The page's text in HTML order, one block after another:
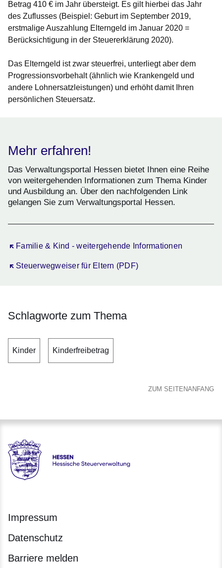
Betrag 410 € im Jahr übersteigt. Es gilt hierbei das Jahr
des Zuflusses (Beispiel: Geburt im September 2019,
erstmalige Auszahlung Elterngeld im Januar 2020 =
Berücksichtigung in der Steuererklärung 2020).
Das Elterngeld ist zwar steuerfrei, unterliegt aber dem
Progressionsvorbehalt (ähnlich wie Krankengeld und
andere Lohnersatzleistungen) und erhöht damit Ihren
persönlichen Steuersatz.
Mehr erfahren!
Das Verwaltungsportal Hessen bietet Ihnen eine Reihe
von weitergehenden Informationen zum Thema Kinder
und Ausbildung an. Über den nachfolgenden Link
gelangen Sie zum Verwaltungsportal Hessen.
Familie & Kind - weitergehende Informationen
Öffnet sich in einem neuen Fenster
Steuerwegweiser für Eltern (PDF)
Öffnet sich in einem neuen Fenster
Schlagworte zum Thema
Kinder Kinderfreibetrag
ZUM SEITENANFANG
Hessen - Hessische Steuerverwaltung
Impressum
Datenschutz
Barriere melden